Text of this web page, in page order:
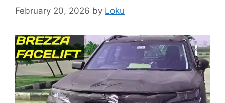
February 20, 2026 by Loku